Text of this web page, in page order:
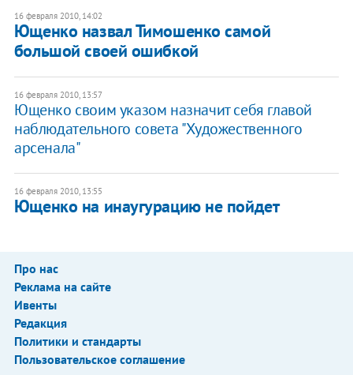
16 февраля 2010, 14:02
Ющенко назвал Тимошенко самой
большой своей ошибкой
16 февраля 2010, 13:57
Ющенко своим указом назначит себя главой
наблюдательного совета "Художественного
арсенала"
16 февраля 2010, 13:55
Ющенко на инаугурацию не пойдет
Про нас
Реклама на сайте
Ивенты
Редакция
Политики и стандарты
Пользовательское соглашение